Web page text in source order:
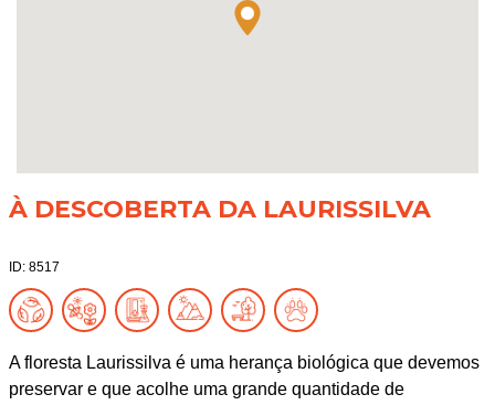
À DESCOBERTA DA LAURISSILVA
ID: 8517
A floresta Laurissilva é uma herança biológica que devemos
preservar e que acolhe uma grande quantidade de